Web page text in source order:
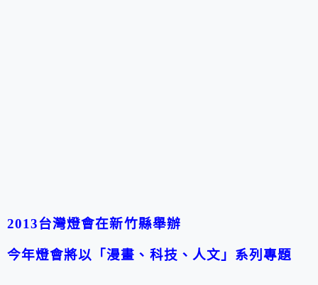
2013台灣燈會在新竹縣舉辦
今年燈會將以「漫畫、科技、人文」系列專題